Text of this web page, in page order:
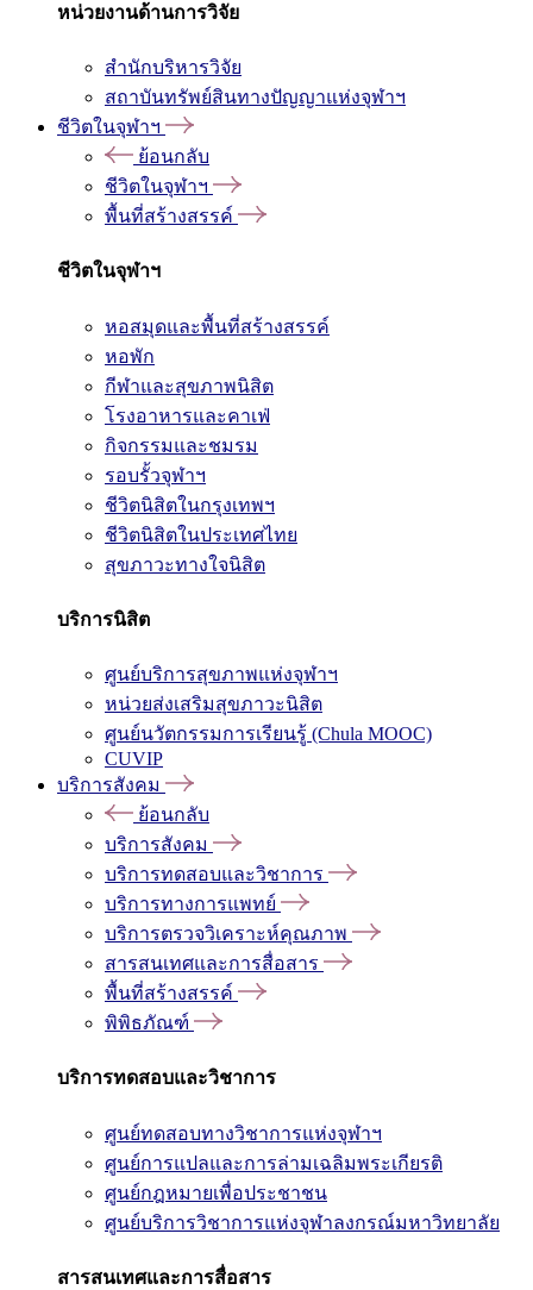
หน่วยงานด้านการวิจัย
สำนักบริหารวิจัย
สถาบันทรัพย์สินทางปัญญาแห่งจุฬาฯ
ชีวิตในจุฬาฯ
ย้อนกลับ
ชีวิตในจุฬาฯ
พื้นที่สร้างสรรค์
ชีวิตในจุฬาฯ
หอสมุดและพื้นที่สร้างสรรค์
หอพัก
กีฬาและสุขภาพนิสิต
โรงอาหารและคาเฟ่
กิจกรรมและชมรม
รอบรั้วจุฬาฯ
ชีวิตนิสิตในกรุงเทพฯ
ชีวิตนิสิตในประเทศไทย
สุขภาวะทางใจนิสิต
บริการนิสิต
ศูนย์บริการสุขภาพแห่งจุฬาฯ
หน่วยส่งเสริมสุขภาวะนิสิต
ศูนย์นวัตกรรมการเรียนรู้ (Chula MOOC)
CUVIP
บริการสังคม
ย้อนกลับ
บริการสังคม
บริการทดสอบและวิชาการ
บริการทางการแพทย์
บริการตรวจวิเคราะห์คุณภาพ
สารสนเทศและการสื่อสาร
พื้นที่สร้างสรรค์
พิพิธภัณฑ์
บริการทดสอบและวิชาการ
ศูนย์ทดสอบทางวิชาการแห่งจุฬาฯ
ศูนย์การแปลและการล่ามเฉลิมพระเกียรติ
ศูนย์กฎหมายเพื่อประชาชน
ศูนย์บริการวิชาการแห่งจุฬาลงกรณ์มหาวิทยาลัย
สารสนเทศและการสื่อสาร